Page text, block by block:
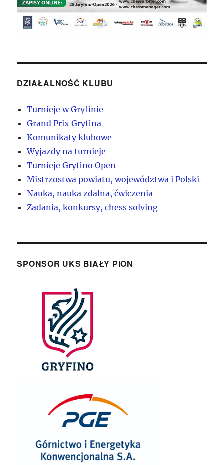
DZIAŁALNOŚĆ KLUBU
Turnieje w Gryfinie
Grand Prix Gryfina
Komunikaty klubowe
Wyjazdy na turnieje
Turnieje Gryfino Open
Mistrzostwa powiatu, województwa i Polski
Nauka, nauka zdalna, ćwiczenia
Zadania, konkursy, chess solving
SPONSOR UKS BIAŁY PION